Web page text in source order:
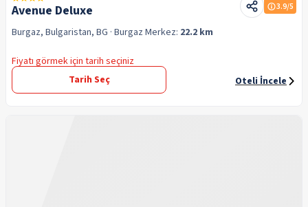
Avenue Deluxe 3.9/5
Burgaz, Bulgaristan, BG · Burgaz Merkez: 22.2 km
Fiyatı görmek için tarih seçiniz
Tarih Seç
Oteli İncele